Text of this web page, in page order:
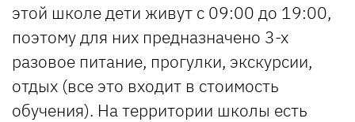
этой школе дети живут с 09:00 до 19:00,
поэтому для них предназначено 3-х
разовое питание, прогулки, экскурсии,
отдых (все это входит в стоимость
обучения). На территории школы есть